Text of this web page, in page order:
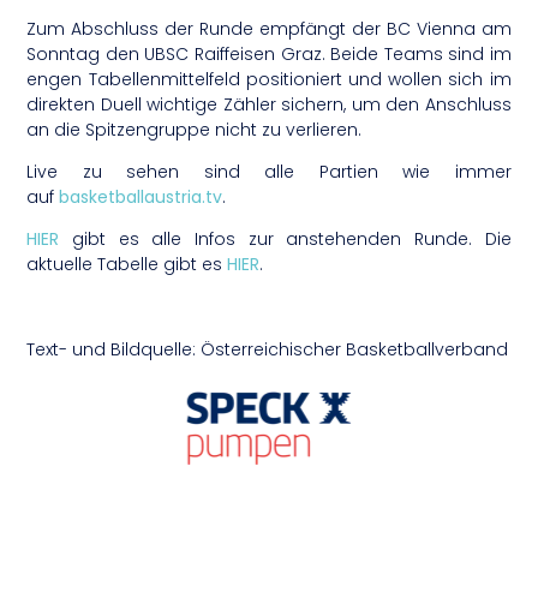
Zum Abschluss der Runde empfängt der BC Vienna am
Sonntag den UBSC Raiffeisen Graz. Beide Teams sind im
engen Tabellenmittelfeld positioniert und wollen sich im
direkten Duell wichtige Zähler sichern, um den Anschluss
an die Spitzengruppe nicht zu verlieren.
Live zu sehen sind alle Partien wie immer
aufbasketballaustria.tv.
HIER gibt es alle Infos zur anstehenden Runde. Die
aktuelle Tabelle gibt esHIER.
Text- und Bildquelle: Österreichischer Basketballverband